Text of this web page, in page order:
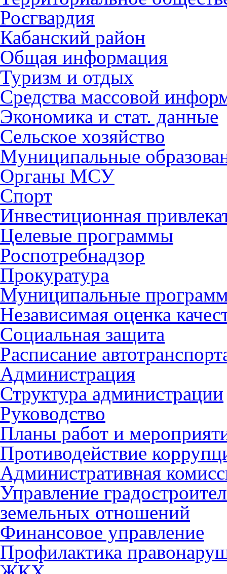
Росгвардия
Кабанский район
Общая информация
Туризм и отдых
Средства массовой
Экономика и стат. данные
Сельское хозяйство
Муниципальные
Органы МСУ
Спорт
Инвестиционная
Целевые программы
Роспотребнадзор
Прокуратура
Муниципальные
Независимая оценка
Социальная защита
Расписание
Администрация
Структура администрации
Руководство
Планы работ и
Противодействие
Административная
Управление
земельных отношений
Финансовое управление
Профилактика